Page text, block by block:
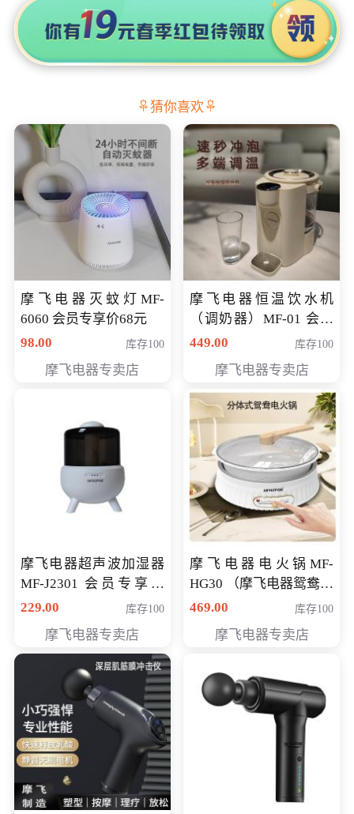
猜你喜欢
摩飞电器灭蚊灯MF-
6060 会员专享价68元
98.00
库存100
摩飞电器专卖店
摩飞电器恒温饮水机
（调奶器）MF-01 会员
专享价366元
449.00 库存100
摩飞电器专卖店
摩飞电器超声波加湿器
MF-J2301 会员专享价
168元
229.00 库存100
摩飞电器专卖店
摩飞电器电火锅MF-
HG30 （摩飞电器鸳鸯锅
MF-HG30 ） 会员专享价
469.00 库存100
摩飞电器专卖店